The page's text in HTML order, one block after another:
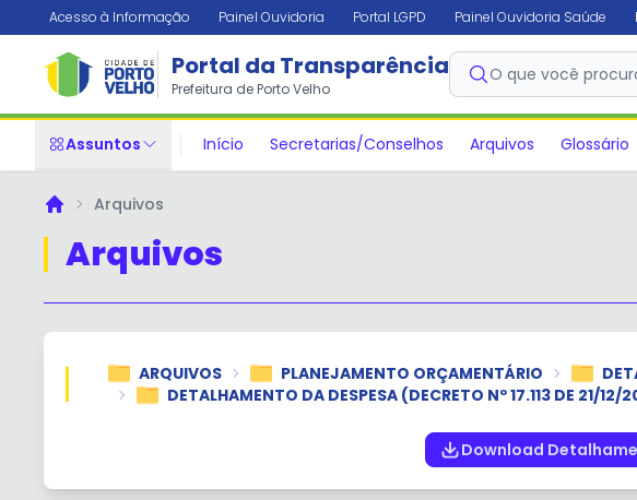
Acesso à Informação Painel Ouvidoria Portal LGPD Painel Ouvidoria Saúde
Portal da Transparência
Prefeitura de Porto Velho
O que você
Assuntos Início Secretarias/Conselhos Arquivos Glossário
PrincipalArquivos
Arquivos
ARQUIVOS PLANEJAMENTO ORÇAMENTÁRIO
DETALHAMENTO DA DESPESA (DECRETO Nº 17.113 DE 21/12/
Download
✕